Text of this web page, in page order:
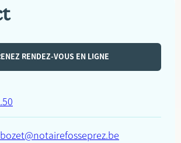
RENDEZ-VOUS EN LIGNE